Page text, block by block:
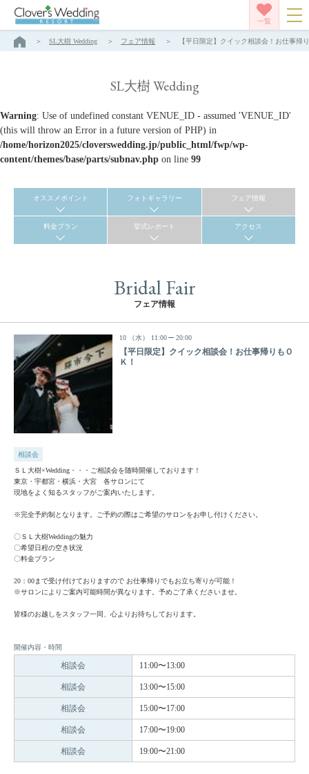
一覧
SL大樹 Wedding フェア情報 【平日限定】クイック相談会！お仕事帰
SL大樹 Wedding
Warning: Use of undefined constant VENUE_ID - assumed 'VENUE_ID'
(this will throw an Error in a future version of PHP) in
/home/horizon2025/cloverswedding.jp/public_html/fwp/wp-
content/themes/base/parts/subnav.php on line 99
オススメポイント フォトギャラリー フェア情報
料金プラン 挙式レポート アクセス
Bridal Fair
フェア情報
10 （水） 11:00 20:00
【平日限定】クイック相談会！お仕事帰りもＯ
Ｋ！
相談会
ＳＬ大樹×Wedding・・・ご相談会を随時開催しております！
東京・宇都宮・横浜・大宮 各サロンにて
現地をよく知るスタッフがご案内いたします。
※完全予約制となります。ご予約の際はご希望のサロンをお申し付けください。
〇ＳＬ大樹Weddingの魅力
〇希望日程の空き状況
〇料金プラン
20：00まで受け付けておりますので お仕事帰りでもお立ち寄りが可能！
※サロンによりご案内可能時間が異なります。予めご了承くださいませ。
皆様のお越しをスタッフ一同、心よりお待ちしております。
開催内容・時間
相談会 11:00〜13:00
相談会 13:00〜15:00
相談会 15:00〜17:00
相談会 17:00〜19:00
相談会 19:00〜21:00